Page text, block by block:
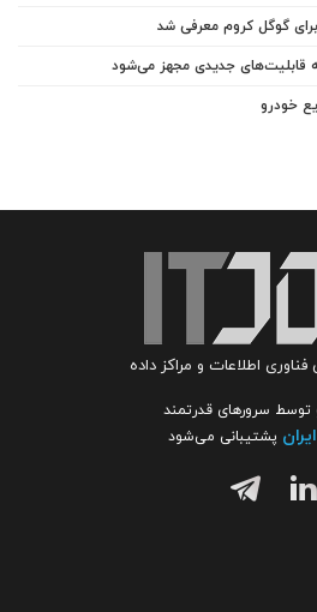
جدیدی مجهز می‌شود
خودرو
اطلاعات و مراکز داده
سرورهای قدرتمند
پشتیبانی می‌شود